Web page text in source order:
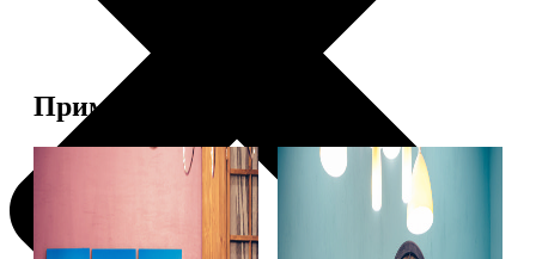
Примеры работ